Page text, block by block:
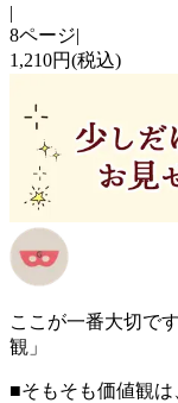
|
8ページ|
1,210円(税込)
ここが一番大切で
観」
■そもそも価値観